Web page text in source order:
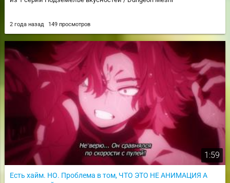
2 года назад 149 просмотров
1:59
Есть хайм. НО. Проблема в том, ЧТО ЭТО НЕ АНИМАЦИЯ А